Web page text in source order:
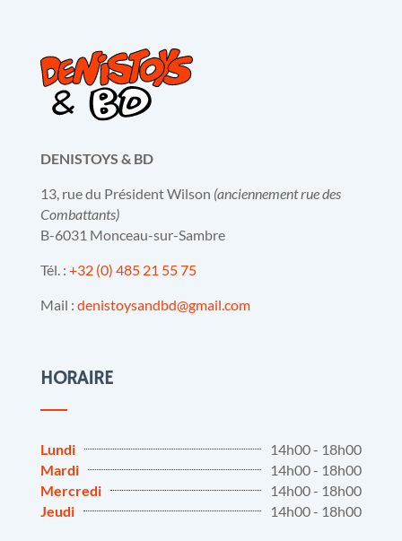
DENISTOYS & BD
13, rue du Président Wilson (anciennement rue des
Combattants)
B-6031 Monceau-sur-Sambre
Tél. : +32 (0) 485 21 55 75
Mail : denistoysandbd@gmail.com
HORAIRE
Lundi
14h00 - 18h00
Mardi
14h00 - 18h00
Mercredi
14h00 - 18h00
Jeudi
14h00 - 18h00